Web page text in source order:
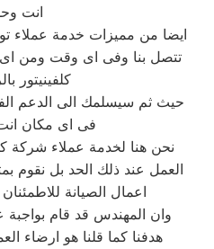
انت
ايضا من مميزات خدمة عملاء
تتصل بنا وفى اى وقت ومن
كلفينيتور
حيث ثم سيسلمك الى الدعم
فى اى مكان
نحن هنا لخدمة عملاء شركة
العمل عند ذلك الحد بل نقوم
اعمال الصيانة
وان المهندس قد قام
هدفنا كما قلنا هو ارضاء